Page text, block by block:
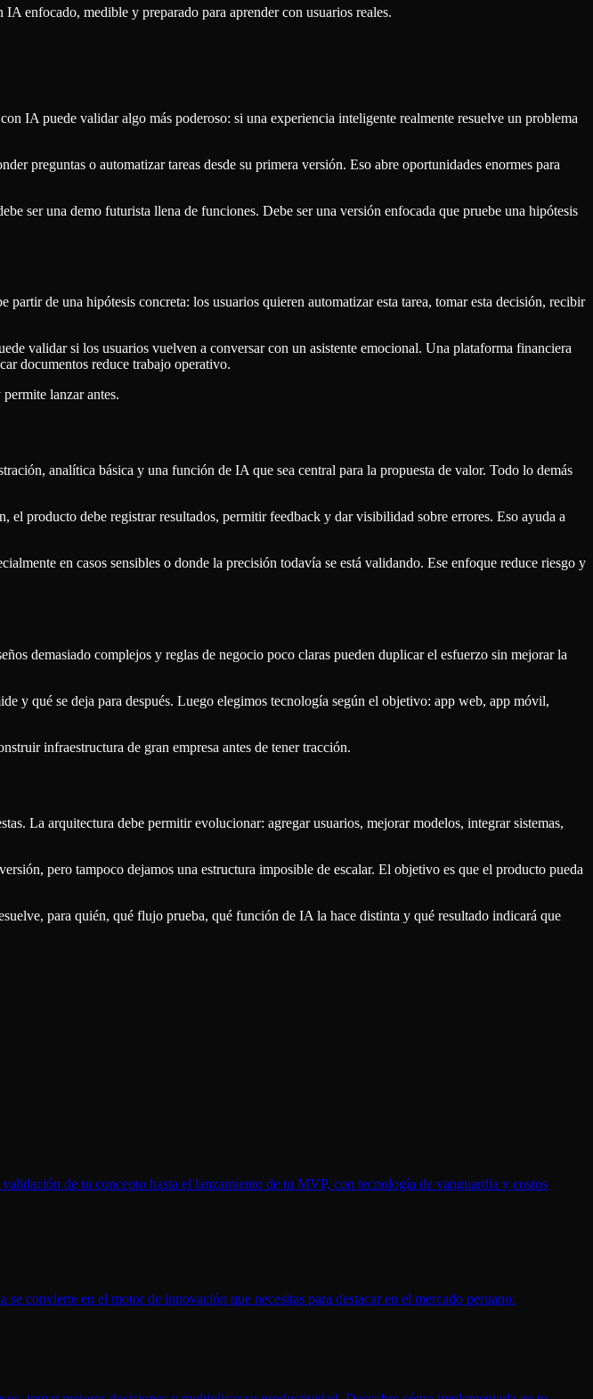
enfocado, medible y preparado para aprender con usuarios reales.
IA puede validar algo más poderoso: si una experiencia inteligente realmente resuelve un problema
preguntas o automatizar tareas desde su primera versión. Eso abre oportunidades enormes para
ser una demo futurista llena de funciones. Debe ser una versión enfocada que pruebe una hipótesis
de una hipótesis concreta: los usuarios quieren automatizar esta tarea, tomar esta decisión, recibir
validar si los usuarios vuelven a conversar con un asistente emocional. Una plataforma financiera
documentos reduce trabajo operativo.
lanzar antes.
analítica básica y una función de IA que sea central para la propuesta de valor. Todo lo demás
producto debe registrar resultados, permitir feedback y dar visibilidad sobre errores. Eso ayuda a
en casos sensibles o donde la precisión todavía se está validando. Ese enfoque reduce riesgo y
demasiado complejos y reglas de negocio poco claras pueden duplicar el esfuerzo sin mejorar la
y qué se deja para después. Luego elegimos tecnología según el objetivo: app web, app móvil,
infraestructura de gran empresa antes de tener tracción.
La arquitectura debe permitir evolucionar: agregar usuarios, mejorar modelos, integrar sistemas,
pero tampoco dejamos una estructura imposible de escalar. El objetivo es que el producto pueda
para quién, qué flujo prueba, qué función de IA la hace distinta y qué resultado indicará que
de tu concepto hasta el lanzamiento de tu MVP, con tecnología de vanguardia y costos
convierte en el motor de innovación que necesitas para destacar en el mercado peruano.